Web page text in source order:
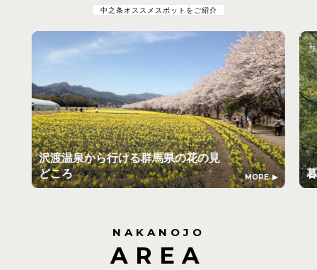
中之条オススメスポットをご紹介
沢渡温泉から行ける群馬県の花の見
どころ
MORE
NAKANOJO
AREA